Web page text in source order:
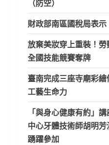
（防空）
財政部南區國稅局表示
放棄美妝穿上重裝！
全國技能競賽奪牌
臺南完成三座寺廟彩
工藝生命力
「與身心健康有約」
中心牙體技術師胡明
踴躍參加